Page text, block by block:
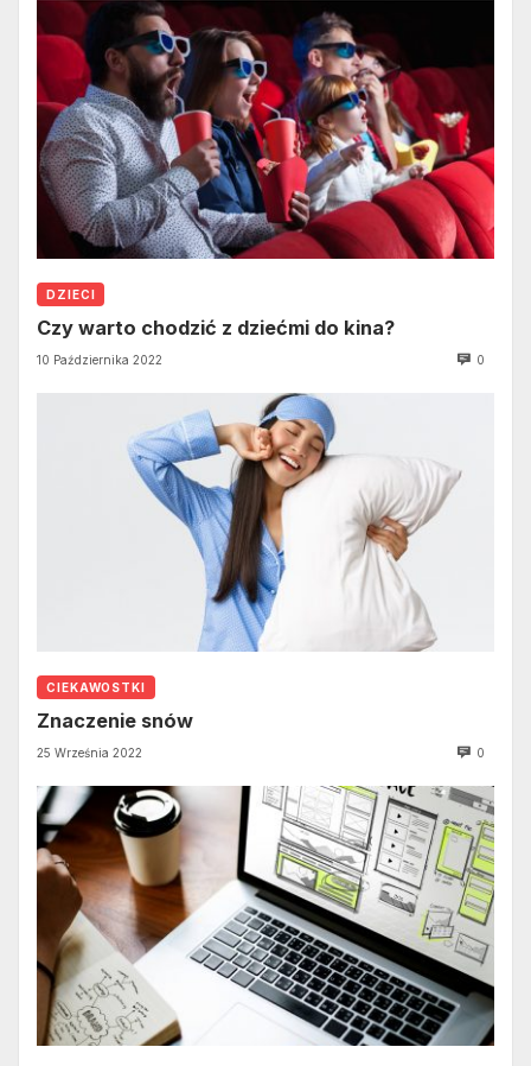
DZIECI
Czy warto chodzić z dziećmi do kina?
10 Października 2022 0
CIEKAWOSTKI
Znaczenie snów
25 Września 2022 0